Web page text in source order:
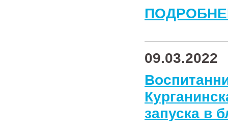
09.03.2022
запуска в